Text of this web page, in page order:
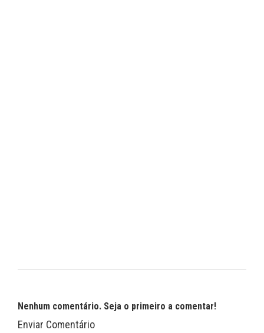
Nenhum comentário. Seja o primeiro a comentar!
Enviar Comentário